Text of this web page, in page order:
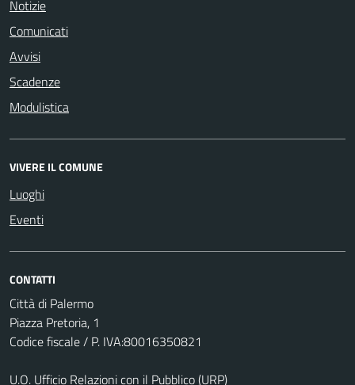
Notizie
Comunicati
Avvisi
Scadenze
Modulistica
VIVERE IL COMUNE
Luoghi
Eventi
CONTATTI
Città di Palermo
Piazza Pretoria, 1
Codice fiscale / P. IVA:80016350821
U.O. Ufficio Relazioni con il Pubblico (URP)